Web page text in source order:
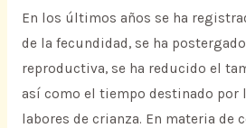
En los últimos años se ha
de la fecundidad, se ha
reproductiva, se ha reducido el
así como el tiempo destinado por
labores de crianza. En materia de